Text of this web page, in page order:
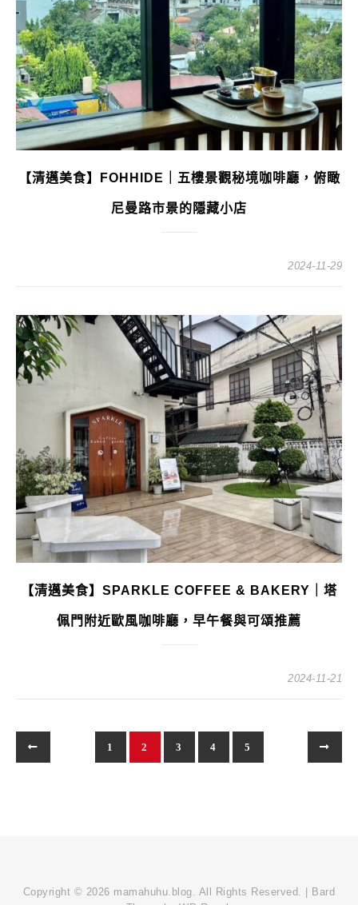
【清邁美食】FOHHIDE｜五樓景觀秘境咖啡廳，俯瞰
尼曼路市景的隱藏小店
2024-11-29
【清邁美食】SPARKLE COFFEE & BAKERY｜塔
佩門附近歐風咖啡廳，早午餐與可頌推薦
2024-11-21
1 2 3 4 5
Copyright © 2026 mamahuhu.blog. All Rights Reserved. |
Bard